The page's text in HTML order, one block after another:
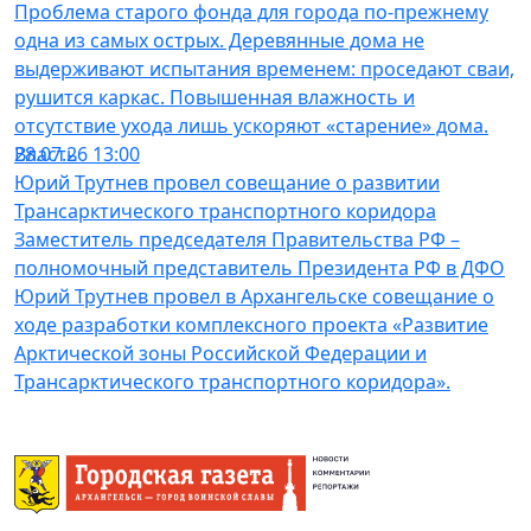
Проблема старого фонда для города по-прежнему
одна из самых острых. Деревянные дома не
выдерживают испытания временем: проседают сваи,
рушится каркас. Повышенная влажность и
отсутствие ухода лишь ускоряют «старение» дома.
Власть
28.07.26 13:00
Юрий Трутнев провел совещание о развитии
Трансарктического транспортного коридора
Заместитель председателя Правительства РФ –
полномочный представитель Президента РФ в ДФО
Юрий Трутнев провел в Архангельске совещание о
ходе разработки комплексного проекта «Развитие
Арктической зоны Российской Федерации и
Трансарктического транспортного коридора».